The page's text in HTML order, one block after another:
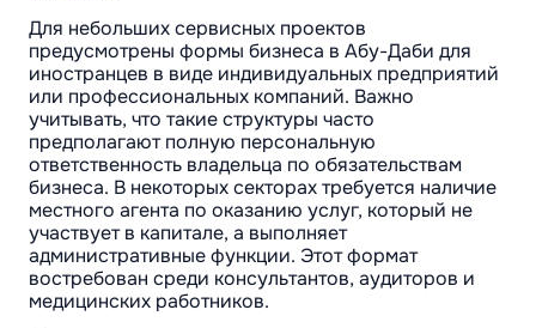
Для небольших сервисных проектов
предусмотрены формы бизнеса в Абу-Даби для
иностранцев в виде индивидуальных предприятий
или профессиональных компаний. Важно
учитывать, что такие структуры часто
предполагают полную персональную
ответственность владельца по обязательствам
бизнеса. В некоторых секторах требуется наличие
местного агента по оказанию услуг, который не
участвует в капитале, а выполняет
административные функции. Этот формат
востребован среди консультантов, аудиторов и
медицинских работников.